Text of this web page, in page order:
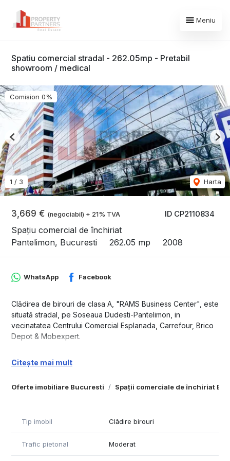
Meniu
Spatiu comercial stradal - 262.05mp - Pretabil
showroom / medical
ID CP2110834
3,669 € (negociabil) + 21% TVA
Spațiu comercial de închiriat
Pantelimon, Bucuresti
262.05 mp 2008
Comision 0%
1 / 3 Harta
Previous
Oferte imobiliare Bucuresti Spații comerciale de închiriat
WhatsApp Facebook
Clădirea de birouri de clasa A, "RAMS Business Center", este
situată stradal, pe Soseaua Dudesti-Pantelimon, in
vecinatatea Centrului Comercial Esplanada, Carrefour, Brico
Depot & Mobexpert.
excepţională, cu acces auto şi pietonal facil datorită
zona (metrou - staţiile Republica şi Pantelimon, tramvai -
spre centrul Capitalei datorită bulevardelor pe 3 benzi care
permit accesul spre şi dinspre RAMS Bussiness Center, atât
spre şi dinspre centrul capitalei, axa Unirii - Victoriei, cât şi
Citește mai mult
Tip imobil Clădire birouri
Trafic pietonal Moderat